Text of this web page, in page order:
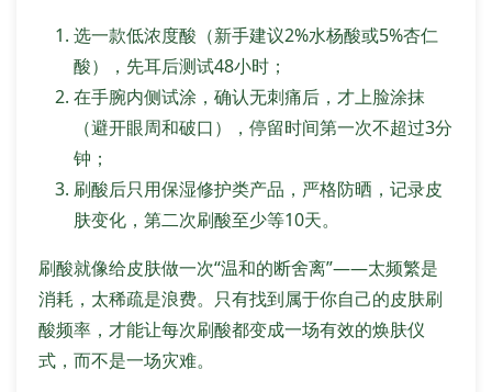
选一款低浓度酸（新手建议2%水杨酸或5%杏仁
酸），先耳后测试48小时；
在手腕内侧试涂，确认无刺痛后，才上脸涂抹
（避开眼周和破口），停留时间第一次不超过3分
钟；
刷酸后只用保湿修护类产品，严格防晒，记录皮
肤变化，第二次刷酸至少等10天。
刷酸就像给皮肤做一次“温和的断舍离”——太频繁是
消耗，太稀疏是浪费。只有找到属于你自己的皮肤刷
酸频率，才能让每次刷酸都变成一场有效的焕肤仪
式，而不是一场灾难。